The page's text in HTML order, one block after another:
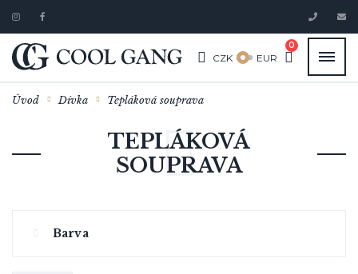
CZK EUR
0
Úvod Dívka Tepláková souprava
TEPLÁKOVÁ
SOUPRAVA
Barva